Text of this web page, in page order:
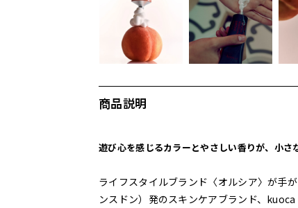
商品説明
遊び心を感じるカラーとやさしい香りが、小さ
ライフスタイルブランド〈オルシア〉が手
ンスドン）発のスキンケアブランド、